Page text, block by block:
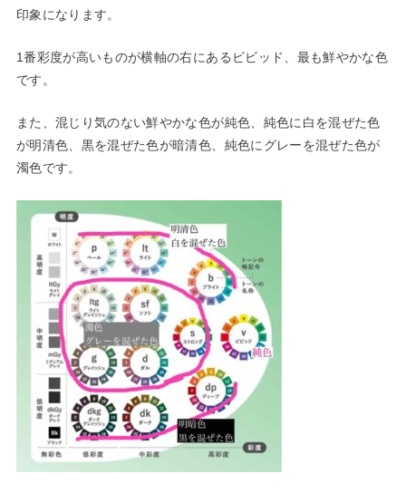
印象 になります。
1番彩度が高いものが横軸の右にあるビビッド、最も鮮やかな色
です。
また、混じり気のない鮮やかな色が純色、純色に白を混ぜた色
が明清色、黒を混ぜた色が暗清色、純色にグレーを混ぜた色が
濁色です。